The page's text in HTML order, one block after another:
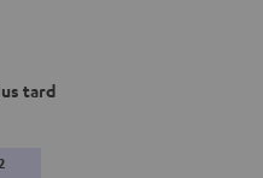
tard